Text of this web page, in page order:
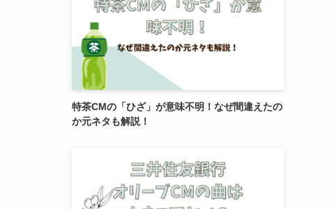
特茶CMの「ひざ」が意味不明！なぜ間違えたの
か元ネタも解説！